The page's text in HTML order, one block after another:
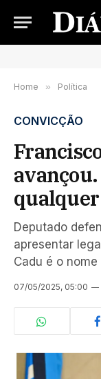
Home » Política
CONVICÇÃO
qualquer
Deputado
apresentar
Cadu é o
07/05/2025, 05:00